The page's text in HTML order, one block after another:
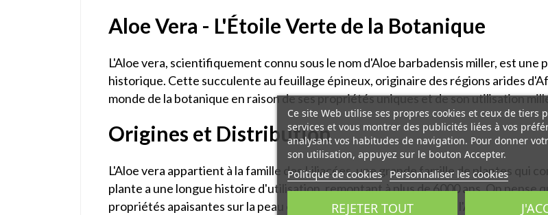
Aloe Vera - L'Étoile Verte de la Botanique
L'Aloe vera, scientifiquement connu sous le nom d'Aloe barbadensis miller, est
historique. Cette succulente au feuillage épineux, originaire des régions arides
monde de la botanique en raison de ses propriétés uniques et de son utilisation
Origines et Distribution
L'Aloe vera appartient à la famille des Liliacées, une grande famille de plantes qui
plante a une longue histoire d'utilisation, remontant à plus de 6000 ans. On pense
propriétés apaisantes sur la peau et les brûlures. Au fil des siècles, l'Aloe vera a
Ce site Web utilise ses propres cookies et ceux de tiers
services et vous montrer des publicités liées à vos
analysant vos habitudes de navigation. Pour donner
son utilisation, appuyez sur le bouton Accepter.
Politique de cookies Personnaliser les cookies
REJETER TOUT